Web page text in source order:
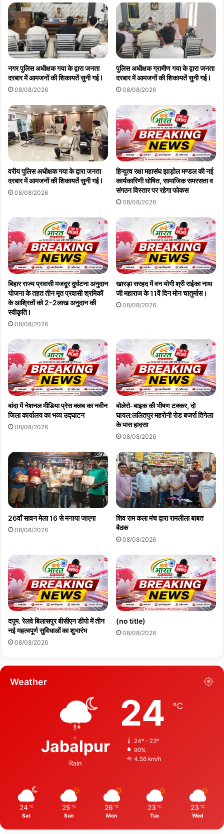
नगर पुलिस अधीक्षक गया के द्वारा जनता
दरबार में आमजनों की शिकायतें सुनी गई l
08/08/2026
पुलिस अधीक्षक ग्रामीण गया के द्वारा जनता
दरबार में आमजनों की शिकायतें सुनी गई l
08/08/2026
वरीय पुलिस अधीक्षक गया के द्वारा जनता
दरबार में आमजनों की शिकायतें सुनी गई l
08/08/2026
हिन्दुत्व रक्षा महासंघ झाड़ोल मण्डल की नई
कार्यकारिणी घोषित, सामाजिक समरसता व
संगठन विस्तार पर रहेगा फोकस
08/08/2026
बिहार राज्य प्रवासी मजदूर दुर्घटना अनुदान
योजना के तहत तीन मृत प्रवासी श्रमिकों
के आश्रितों को 2-2लाख अनुदान की
स्वीकृति l
08/08/2026
खारड़ा सरहद में वन योगी श्री राईका नाथ
जी महाराज के 11वें दिन मोन चातुर्मास।
08/08/2026
बांदा में नेशनल मीडिया प्रेस क्लब का नवीन
जिला कार्यालय का भव्य उद्घाटन
08/08/2026
बोलेरो-बाइक की भीषण टक्कर, दो
घायल:ललितपुर महरोनी रोड बजर्रा तिगेला
के पास हादसा
08/08/2026
26वाँ सावन मेला 16 से मनाया जाएगा
08/08/2026
शिव राम कला मंच द्वारा रामलीला बाबत
बैठक
08/08/2026
दपूम. रेलवे बिलासपुर बीसीएन डीपो में तीन
नई महत्वपूर्ण सुविधाओं का शुभारंभ
08/08/2026
(no title)
08/08/2026
Weather
Jabalpur
Rain
24 ℃
24º - 23º
90%
4.56 km/h
24 ℃
Sat
25 ℃
Sun
26 ℃
Mon
23 ℃
Tue
23 ℃
Wed